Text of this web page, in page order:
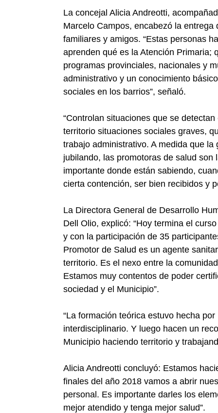
La concejal Alicia Andreotti,
Marcelo Campos, encabezó la
familiares y amigos. “Estas personas
aprenden qué es la Atención Primaria;
programas provinciales, nacionales y
administrativo y un conocimiento
sociales en los barrios”, señaló.
“Controlan situaciones que se
territorio situaciones sociales graves,
trabajo administrativo. A medida que
jubilando, las promotoras de salud
importante donde están sabiendo,
cierta contención, ser bien recibidos y
La Directora General de Desarrollo
Dell Olio, explicó: “Hoy termina el
y con la participación de 35
Promotor de Salud es un agente
territorio. Es el nexo entre la
Estamos muy contentos de poder
sociedad y el Municipio”.
“La formación teórica estuvo hecha
interdisciplinario. Y luego hacen un
Municipio haciendo territorio y
Alicia Andreotti concluyó: Estamos
finales del año 2018 vamos a abrir
personal. Es importante darles los
mejor atendido y tenga mejor salud”.